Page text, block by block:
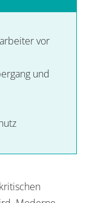
und
vor
und